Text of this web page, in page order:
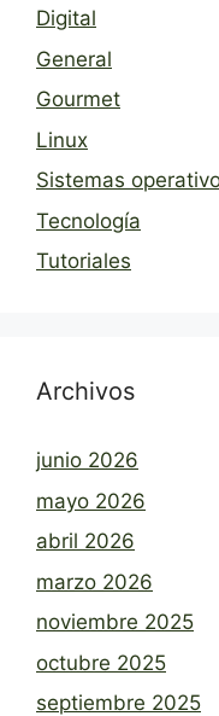
Digital
General
Gourmet
Linux
Sistemas
Tecnología
Tutoriales
Archivos
junio 2026
mayo 2026
abril 2026
marzo 2026
noviembre 2025
octubre 2025
septiembre 2025